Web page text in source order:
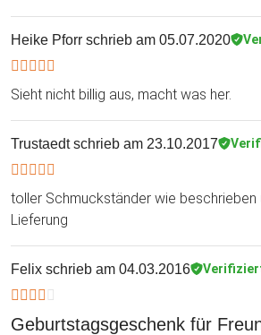
Heike Pforr schrieb am 05.07.2020
Sieht nicht billig aus, macht was her.
Trustaedtschrieb am 23.10.2017
toller Schmuckständer wie beschrieben
Lieferung
Felix schrieb am 04.03.2016
Geburtstagsgeschenk für